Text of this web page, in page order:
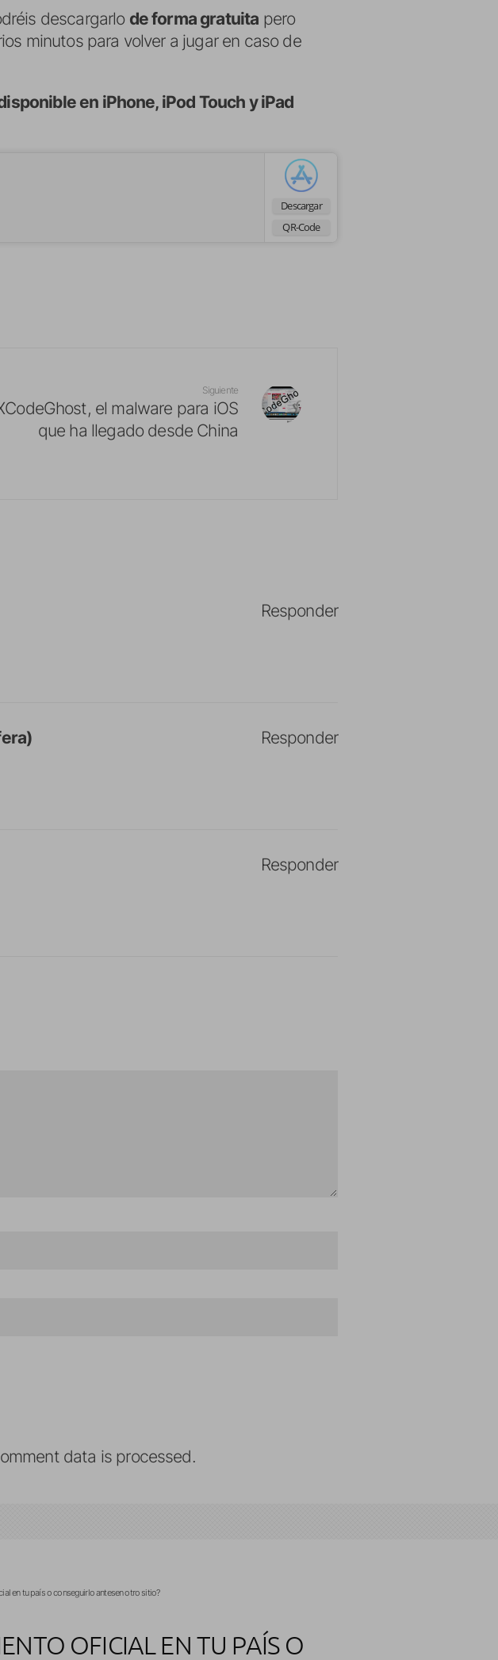
descargarlo de forma gratuita pero
minutos para volver a jugar en caso de
en iPhone, iPod Touch y iPad
Descargar
QR-Code
Siguiente
el malware para iOS
que ha llegado desde China
Responder
Responder
Responder
data is processed.
en tu país o conseguirlo antesen otro sitio?
OFICIAL EN TU PAÍS O